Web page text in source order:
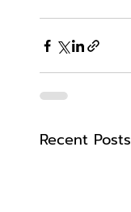
Recent Posts